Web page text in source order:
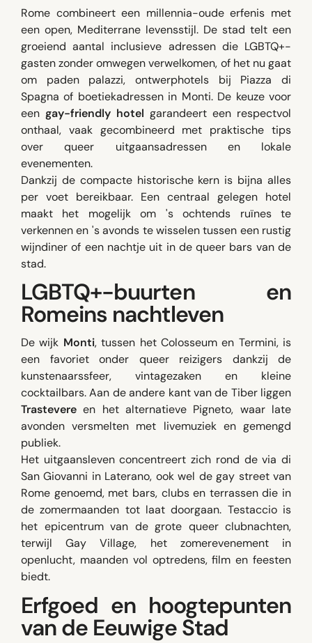
Rome combineert een millennia-oude erfenis met
een open, Mediterrane levensstijl. De stad telt een
groeiend aantal inclusieve adressen die LGBTQ+-
gasten zonder omwegen verwelkomen, of het nu gaat
om paden palazzi, ontwerphotels bij Piazza di
Spagna of boetiekadressen in Monti. De keuze voor
een gay-friendly hotel garandeert een respectvol
onthaal, vaak gecombineerd met praktische tips
over queer uitgaansadressen en lokale
evenementen.
Dankzij de compacte historische kern is bijna alles
per voet bereikbaar. Een centraal gelegen hotel
maakt het mogelijk om 's ochtends ruïnes te
verkennen en 's avonds te wisselen tussen een rustig
wijndiner of een nachtje uit in de queer bars van de
stad.
LGBTQ+-buurten en
Romeins nachtleven
De wijk Monti, tussen het Colosseum en Termini, is
een favoriet onder queer reizigers dankzij de
kunstenaarssfeer, vintagezaken en kleine
cocktailbars. Aan de andere kant van de Tiber liggen
Trastevere en het alternatieve Pigneto, waar late
avonden versmelten met livemuziek en gemengd
publiek.
Het uitgaansleven concentreert zich rond de via di
San Giovanni in Laterano, ook wel de gay street van
Rome genoemd, met bars, clubs en terrassen die in
de zomermaanden tot laat doorgaan. Testaccio is
het epicentrum van de grote queer clubnachten,
terwijl Gay Village, het zomerevenement in
openlucht, maanden vol optredens, film en feesten
biedt.
Erfgoed en hoogtepunten
van de Eeuwige Stad